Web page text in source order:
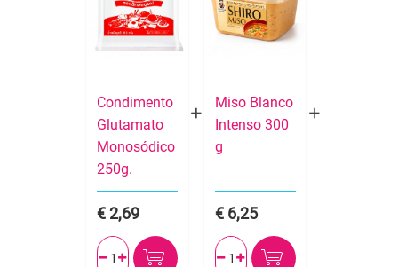
Condimento
Glutamato
Monosódico
250g.
2,69
 
Miso Blanco
Intenso 300
g
6,25
 